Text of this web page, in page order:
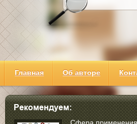
Главная Об авторе